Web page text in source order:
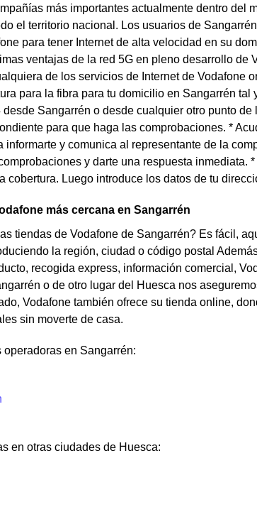
más importantes actualmente dentro del
el territorio nacional. Los usuarios de
para tener Internet de alta velocidad en su
ventajas de la red 5G en pleno desarrollo de
de los servicios de Internet de Vodafone
para la fibra para tu domicilio en Sangarrén
desde Sangarrén o desde cualquier otro punto
para que haga las comprobaciones. *
informarte y comunica al representante de la
y darte una respuesta inmediata.
cobertura. Luego introduce los datos de tu
más cercana en Sangarrén
tiendas de Vodafone de Sangarrén? Es fácil,
la región, ciudad o código postal
recogida express, información comercial,
o de otro lugar del Huesca nos
Vodafone también ofrece su tienda online,
sin moverte de casa.
en Sangarrén:
en otras ciudades de Huesca: